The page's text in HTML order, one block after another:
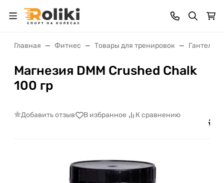
Главная Фитнес Товары для тренировок Гантели,
Магнезия DMM Crushed Chalk
100 гр
Добавить отзыв В избранное К сравнению